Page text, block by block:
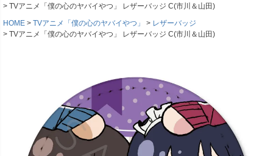
TVアニメ「僕の心のヤバイやつ」 レザーバッジ C(市川＆山田)
HOME
TVアニメ「僕の心のヤバイやつ」
レザーバッジ
TVアニメ「僕の心のヤバイやつ」 レザーバッジ C(市川＆山田)